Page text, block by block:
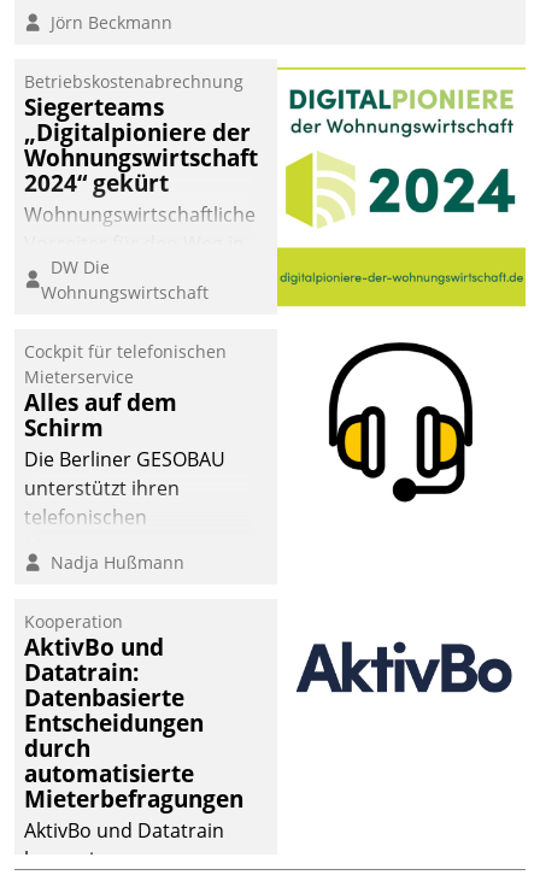
Jörn Beckmann
Betriebskostenabrechnung
Siegerteams
„Digitalpioniere der
Wohnungswirtschaft
2024“ gekürt
Wohnungswirtschaftliche
eine digitale Zukunft zu
finden, ist das Ziel des
der
Wohnungswirtschaft“.
Bewerben können sich
dafür ein Team
bestehend aus
Wohnungsunternehmen
und PropTech.
DW Die
Wohnungswirtschaft
Cockpit für telefonischen
Mieterservice
Alles auf dem
Schirm
Die Berliner GESOBAU
unterstützt ihren
telefonischen
digitalen Cockpit, das
passende Fragen und
Schlagworte auswirft.
Eine intuitive
Dialogführung ermöglicht
dem externen
Serviceteam, Anrufe von
Mietenden zügiger und
effizienter zu bearbeiten.
Nadja Hußmann
Kooperation
AktivBo und
Datatrain:
Datenbasierte
Entscheidungen
durch
automatisierte
Mieterbefragungen
AktivBo und Datatrain
kooperieren –